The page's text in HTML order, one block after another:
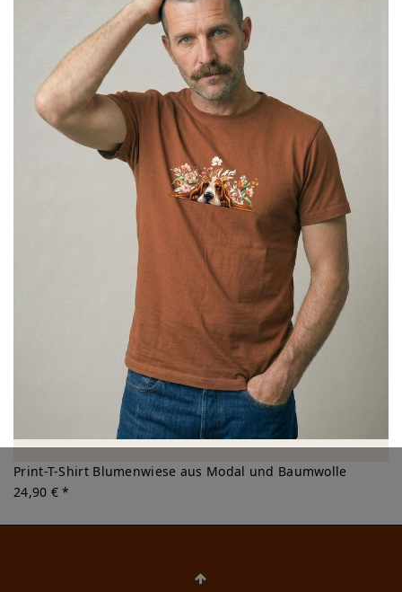
Print-T-Shirt Blumenwiese aus Modal und Baumwolle
24,90 € *